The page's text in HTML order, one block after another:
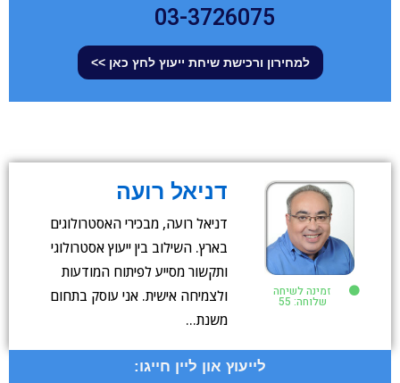
03-3726075
למחירון ורכישת שיחת ייעוץ לחץ כאן >>
זמינה לשיחה
שלוחה: 55
דניאל רועה
דניאל רועה, מבכירי האסטרולוגים
בארץ. השילוב בין ייעוץ אסטרולוגי
ותקשור מסייע לפיתוח המודעות
ולצמיחה אישית. אני עוסק בתחום
משנת…
לייעוץ און ליין חייגו: